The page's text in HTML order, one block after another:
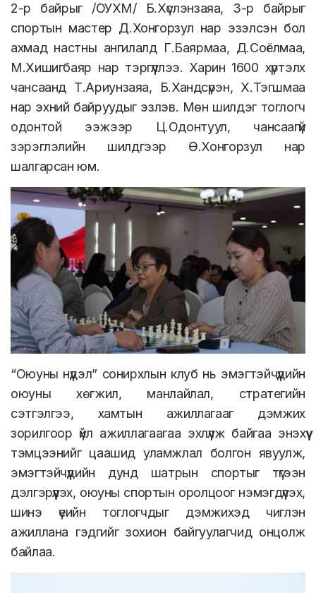
2-р байрыг /ОУХМ/ Б.Хүслэнзаяа, 3-р байрыг
спортын мастер Д.Хонгорзул нар эзэлсэн бол
ахмад настны ангилалд Г.Баярмаа, Д.Соёлмаа,
М.Хишигбаяр нар тэргүүллээ. Харин 1600 хүртэлх
чансаанд Т.Ариунзаяа, Б.Хандсүрэн, Х.Тэгшмаа
нар эхний байруудыг эзлэв. Мөн шилдэг тоглогч
одонтой ээжээр Ц.Одонтуул, чансаагүй
зэрэглэлийн шилдгээр Ө.Хонгорзул нар
шалгарсан юм.
“Оюуны нүүдэл” сонирхлын клуб нь эмэгтэйчүүдийн
оюуны хөгжил, манлайлал, стратегийн
сэтгэлгээ, хамтын ажиллагааг дэмжих
зорилгоор үйл ажиллагаагаа эхлүүлж байгаа энэхүү
тэмцээнийг цаашид уламжлал болгон явуулж,
эмэгтэйчүүдийн дунд шатрын спортыг түгээн
дэлгэрүүлэх, оюуны спортын оролцоог нэмэгдүүлэх,
шинэ үеийн тоглогчдыг дэмжихэд чиглэн
ажиллана гэдгийг зохион байгуулагчид онцолж
байлаа.